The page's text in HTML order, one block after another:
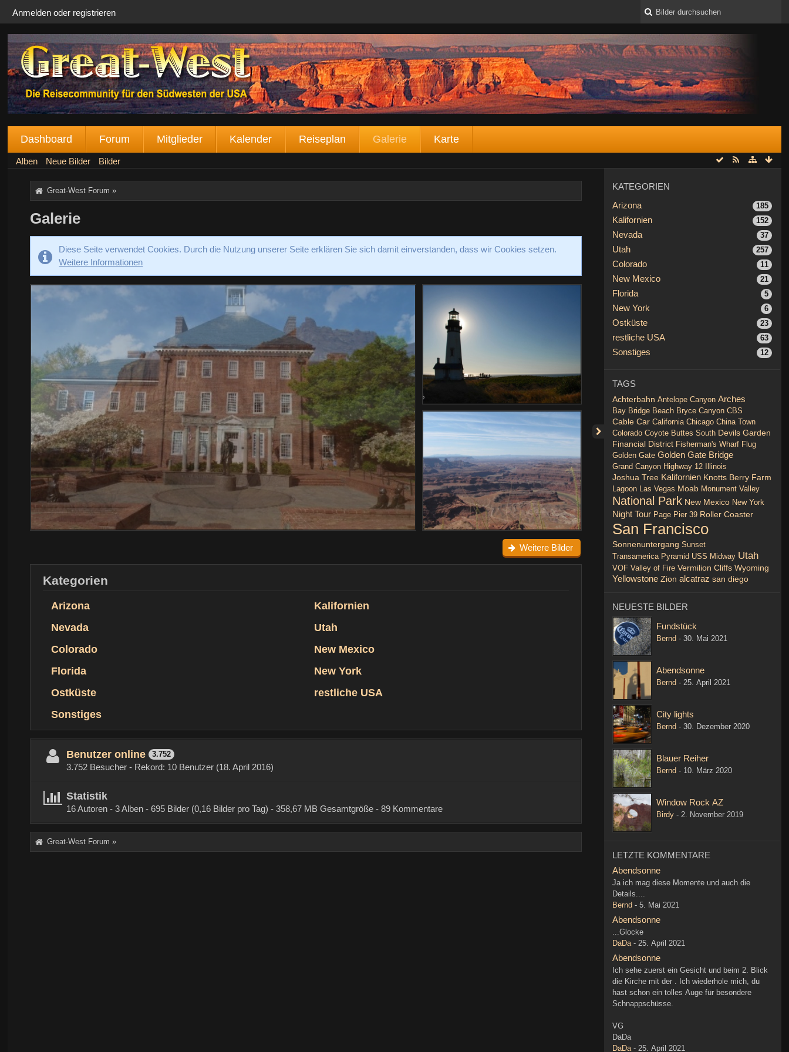
Anmelden oder registrieren
Dashboard Forum Mitglieder Kalender Reiseplan Galerie Karte
Alben Neue Bilder Bilder
Great-West Forum »
Galerie
Diese Seite verwendet Cookies. Durch die Nutzung unserer Seite erklären Sie sich damit einverstanden, dass wir Cookies setzen.
Weitere Informationen
Weitere Bilder
Kategorien
Arizona
Kalifornien
Nevada
Utah
Colorado
New Mexico
Florida
New York
Ostküste
restliche USA
Sonstiges
Benutzer online 3.752
3.752 Besucher - Rekord: 10 Benutzer (18. April 2016)
Statistik
16 Autoren - 3 Alben - 695 Bilder (0,16 Bilder pro Tag) - 358,67 MB Gesamtgröße - 89 Kommentare
Great-West Forum »
KATEGORIEN
Arizona
185
Kalifornien 152
Nevada 37
Utah 257
Colorado 11
New Mexico 21
Florida 5
New York 6
Ostküste 23
restliche USA 63
Sonstiges 12
TAGS
Achterbahn Antelope Canyon Arches
Bay Bridge Beach Bryce Canyon CBS
Cable Car California Chicago China Town
Colorado Coyote Buttes South Devils Garden
Financial District Fisherman's Wharf Flug
Golden Gate Golden Gate Bridge
Grand Canyon Highway 12 Illinois
Joshua Tree Kalifornien Knotts Berry Farm
Lagoon Las Vegas Moab Monument Valley
National Park New Mexico New York
Night Tour Page Pier 39 Roller Coaster
San Francisco
Sonnenuntergang Sunset
Transamerica Pyramid USS Midway Utah
VOF Valley of Fire Vermilion Cliffs Wyoming
Yellowstone Zion alcatraz san diego
NEUESTE BILDER
Fundstück
Bernd -30. Mai 2021
Abendsonne
Bernd -25. April 2021
City lights
Bernd -30. Dezember 2020
Blauer Reiher
Bernd - 10. März 2020
Window Rock AZ
Birdy -2. November 2019
LETZTE KOMMENTARE
Abendsonne
Ja ich mag diese Momente und auch die
Details....
Bernd -5. Mai 2021
Abendsonne
...Glocke
DaDa-25. April 2021
Abendsonne
Ich sehe zuerst ein Gesicht und beim 2. Blick
die Kirche mit der . Ich wiederhole mich, du
hast schon ein tolles Auge für besondere
Schnappschüsse.
VG
DaDa
DaDa-25. April 2021